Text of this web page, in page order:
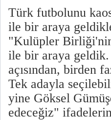
Türk futbolunu
ile bir araya
"Kulüpler
ile bir araya
açısından, birden
Tek adayla
yine Göksel
edeceğiz"